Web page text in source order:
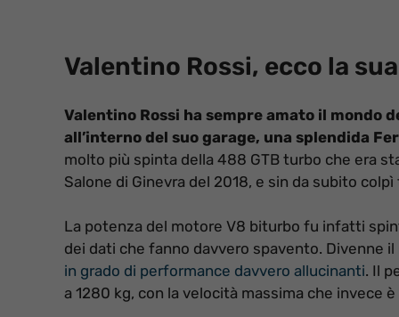
Valentino Rossi, ecco la
Valentino Rossi ha sempre amato il mondo
all’interno del suo garage, una splendida
molto più spinta della 488 GTB turbo che era
Salone di Ginevra del 2018, e sin da subito
La potenza del motore V8 biturbo fu infatti
dei dati che fanno davvero spavento. Divenne
in grado di performance davvero allucinanti. Il
a 1280 kg, con la velocità massima che invece